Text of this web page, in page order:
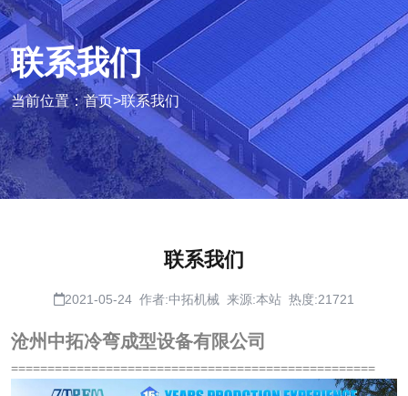
联系我们
当前位置：首页>联系我们
联系我们
2021-05-24 作者:中拓机械 来源:本站 热度:21721
沧州中拓冷弯成型设备有限公司
==================================================